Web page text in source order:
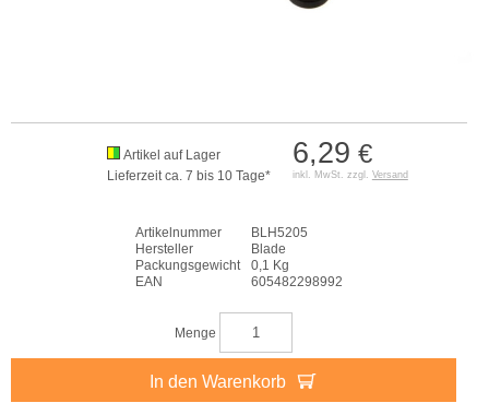
6,29 €
inkl. MwSt. zzgl. Versand
Artikel auf Lager
Lieferzeit ca. 7 bis 10 Tage*
Artikelnummer
BLH5205
Hersteller
Blade
Packungsgewicht
0,1 Kg
EAN
605482298992
Menge
In den Warenkorb